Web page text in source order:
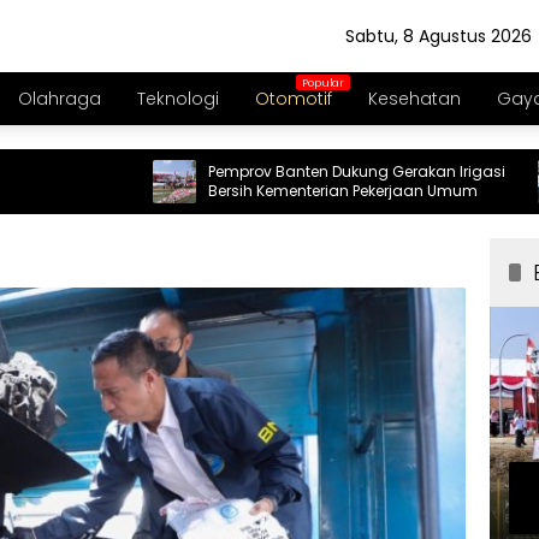
Sabtu, 8 Agustus 2026
Olahraga Teknologi Otomotif Kesehatan
Pemprov Banten Dukung Gerakan Irigasi
Bersih Kementerian Pekerjaan Umum